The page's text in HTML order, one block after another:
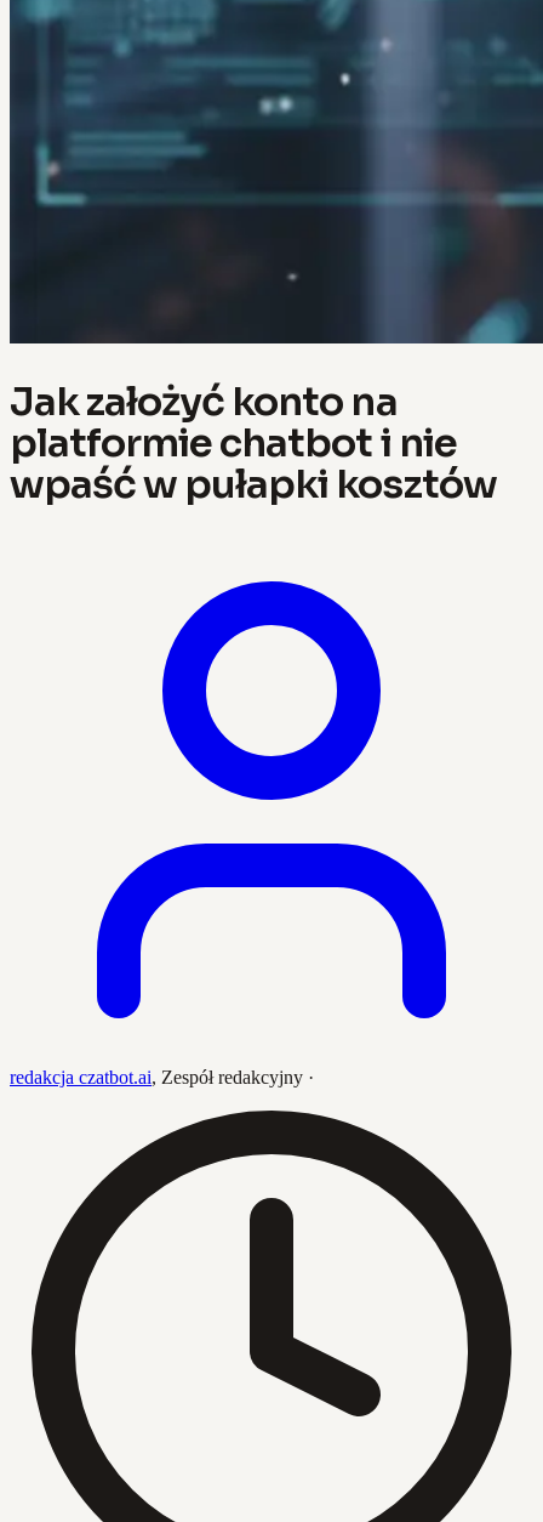
Jak założyć konto na
platformie chatbot i nie
wpaść w pułapki kosztów
redakcja czatbot.ai, Zespół redakcyjny ·